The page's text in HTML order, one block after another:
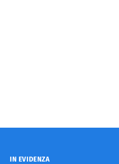
IN EVIDENZA